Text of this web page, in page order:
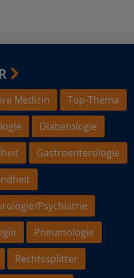
Medizin
Top-Thema
Diabetologie
Gastroenterologie
Psychiatrie
Pneumologie
Rechtssplitter